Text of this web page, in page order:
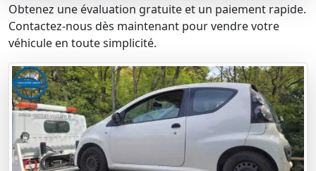
Obtenez une évaluation gratuite et un paiement rapide.
Contactez-nous dès maintenant pour vendre votre
véhicule en toute simplicité.